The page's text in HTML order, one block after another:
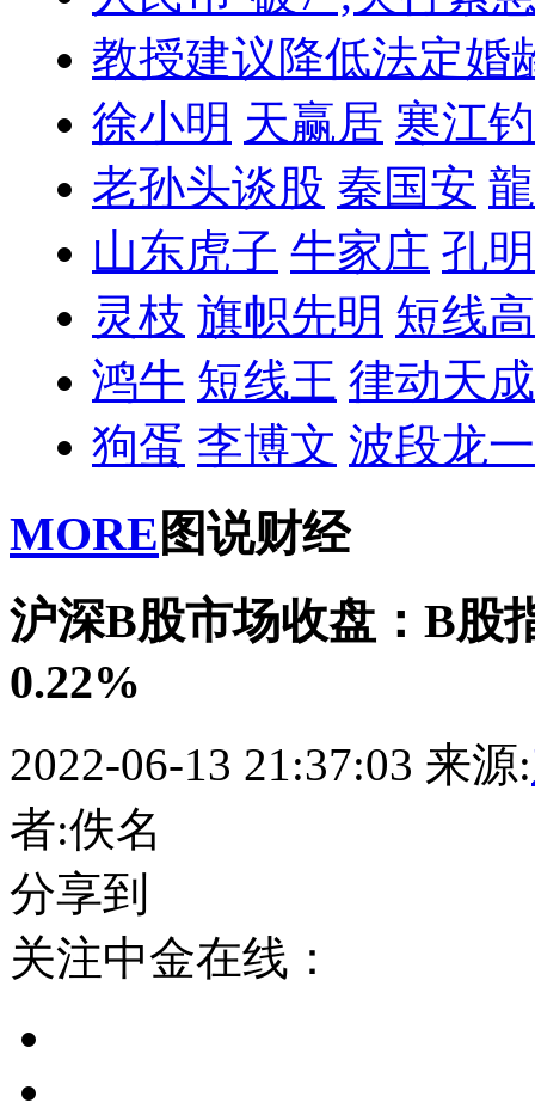
教授建议降低法定婚
徐小明 天赢居 寒江
老孙头谈股 秦国安
山东虎子 牛家庄 孔
灵枝 旗帜先明 短线
鸿牛 短线王 律动天成
狗蛋 李博文 波段龙一
MORE 图说财经
沪深B股市场收盘：B股
0.22%
2022-06-13 21:37:03 来源:
者:佚名
分享到
关注中金在线：